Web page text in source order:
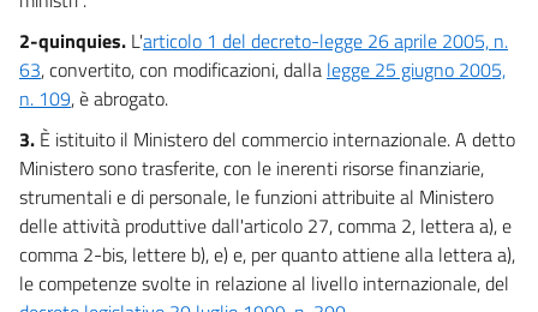
2-quinquies. L'articolo 1 del decreto-legge 26 aprile 2005, n.
63, convertito, con modificazioni, dalla legge 25 giugno 2005,
n. 109, è abrogato.
3. È istituito il Ministero del commercio internazionale. A detto
Ministero sono trasferite, con le inerenti risorse finanziarie,
strumentali e di personale, le funzioni attribuite al Ministero
delle attività produttive dall'articolo 27, comma 2, lettera a), e
comma 2-bis, lettere b), e) e, per quanto attiene alla lettera a),
le competenze svolte in relazione al livello internazionale, del